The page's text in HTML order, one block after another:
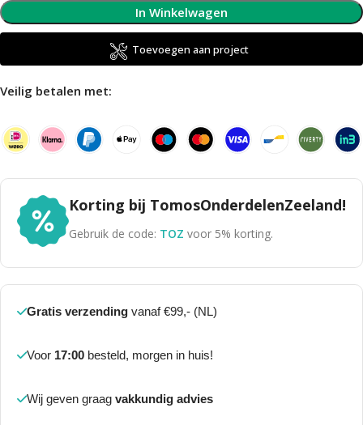
In Winkelwagen
Toevoegen aan project
Veilig betalen met:
Korting bij TomosOnderdelenZeeland!
Gebruik de code: TOZ voor 5% korting.
Gratis verzending vanaf €99,- (NL)
Voor 17:00 besteld, morgen in huis!
Wij geven graag vakkundig advies